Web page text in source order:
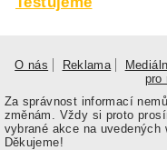
O nás Reklama
pro
Za správnost informací
změnám. Vždy si proto
vybrané akce na uvedených
Děkujeme!